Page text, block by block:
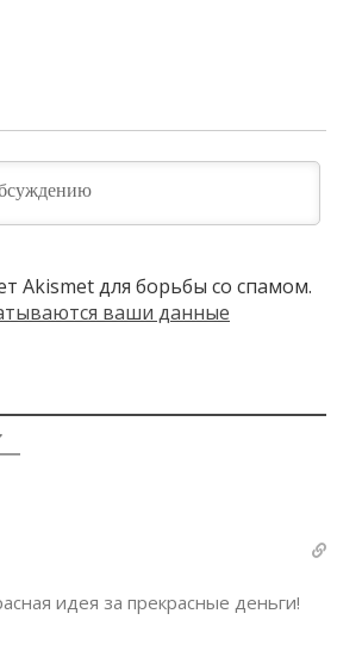
Akismet для борьбы со спамом.
ваши данные
идея за прекрасные деньги!